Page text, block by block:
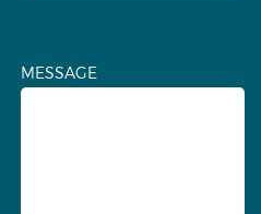
MESSAGE